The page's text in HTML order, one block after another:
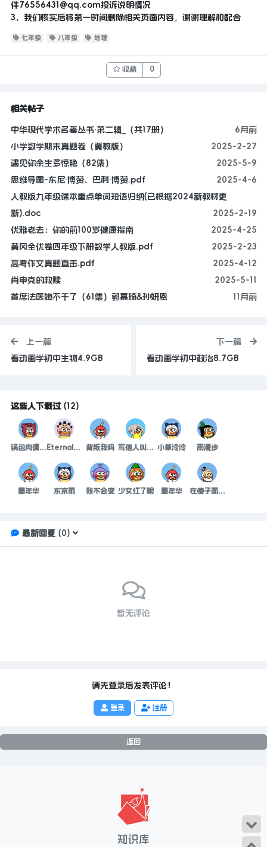
件76556431@qq.com投诉说明情况
3、我们核实后将第一时间删除相关页面内容，谢谢理解和配合
七年级 八年级 地理
收藏 0
相关帖子
中华现代学术名著丛书·第二辑_（共17册）
6月前
小学数学期末真题卷（冀教版）
2025-2-27
遇见你余生多惊艳（82集）
2025-5-9
思维导图-东尼·博赞、巴利·博赞.pdf
2025-4-6
人教版九年级课本重点单词短语归纳(已根据2024新教材更
新).doc
2025-2-19
优雅老去：你的前100岁健康指南
2025-4-25
黄冈全优卷四年级下册数学人教版.pdf
2025-2-23
高考作文真题直击.pdf
2025-4-12
肖申克的救赎
2025-5-11
首席法医她不干了（61集）郭嘉琦&孙妍恩
11月前
上一篇
看动画学初中生物4.9GB
下一篇
看动画学初中政治8.7GB
这些人下载过(12)
锅包肉请求出战 Eternal永恒 背叛我吗 写信人叫从前 小草泠泠 雨漫步
墨年华 东京雨 我不会变 少女红了眼 墨年华 在傻子面前卖个萌
最新回复 (0)
暂无评论
请先登录后发表评论！
登录 注册
返回
知识库